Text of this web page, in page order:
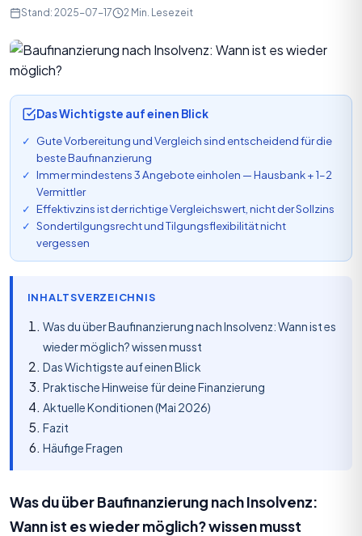
Stand: 2025-07-17 2 Min. Lesezeit
Das Wichtigste auf einen Blick
Gute Vorbereitung und Vergleich sind entscheidend für die
beste Baufinanzierung
Immer mindestens 3 Angebote einholen — Hausbank + 1–2
Vermittler
Effektivzins ist der richtige Vergleichswert, nicht der Sollzins
Sondertilgungsrecht und Tilgungsflexibilität nicht
vergessen
INHALTSVERZEICHNIS
Was du über Baufinanzierung nach Insolvenz: Wann ist es
wieder möglich? wissen musst
Das Wichtigste auf einen Blick
Praktische Hinweise für deine Finanzierung
Aktuelle Konditionen (Mai 2026)
Fazit
Häufige Fragen
Was du über Baufinanzierung nach Insolvenz:
Wann ist es wieder möglich? wissen musst